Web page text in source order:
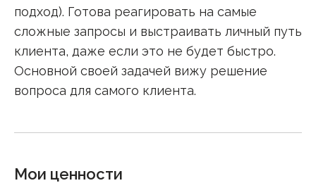
подход). Готова реагировать на самые
сложные запросы и выстраивать личный путь
клиента, даже если это не будет быстро.
Основной своей задачей вижу решение
вопроса для самого клиента.
Мои ценности